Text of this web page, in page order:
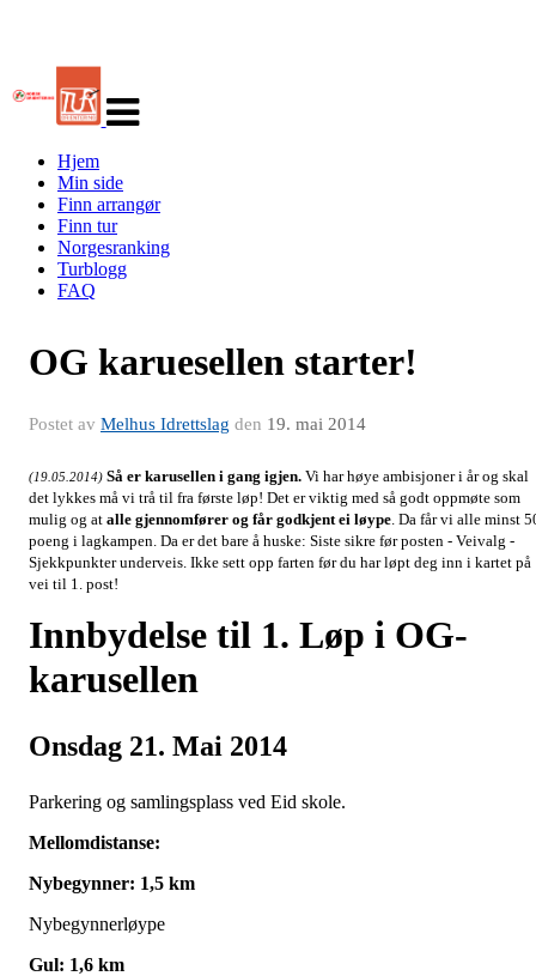
navigasjon
Hjem
Min side
Finn arrangør
Finn tur
Norgesranking
Turblogg
FAQ
OG karuesellen starter!
Postet av Melhus Idrettslag den 19. mai 2014
(19.05.2014) Så er karusellen i gang igjen. Vi har høye ambisjoner i år og skal
det lykkes må vi trå til fra første løp! Det er viktig med så godt oppmøte som
mulig og at alle gjennomfører og får godkjent ei løype. Da får vi alle minst
poeng i lagkampen. Da er det bare å huske: Siste sikre før posten - Veivalg -
Sjekkpunkter underveis. Ikke sett opp farten før du har løpt deg inn i kartet på
vei til 1. post!
Innbydelse til 1. Løp i OG-
karusellen
Onsdag 21. Mai 2014
Parkering og samlingsplass ved Eid skole.
Mellomdistanse:
Nybegynner: 1,5 km
Nybegynnerløype
Gul: 1,6 km